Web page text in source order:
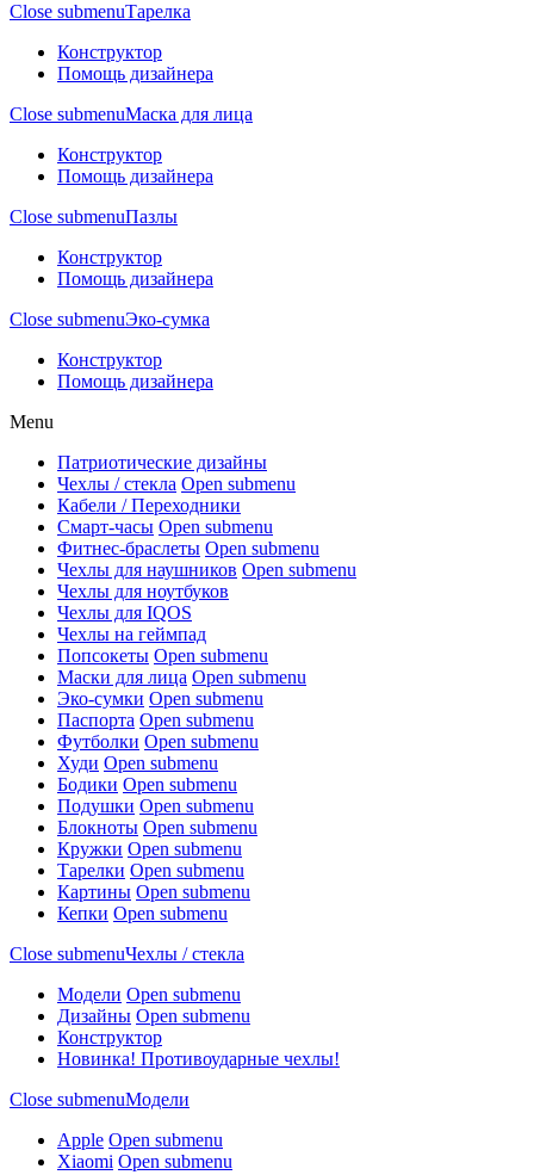
Close submenuТарелка
Конструктор
Помощь дизайнера
Close submenuМаска для лица
Конструктор
Помощь дизайнера
Close submenuПазлы
Конструктор
Помощь дизайнера
Close submenuЭко-сумка
Конструктор
Помощь дизайнера
Menu
Патриотические дизайны
Чехлы / стекла Open submenu
Кабели / Переходники
Смарт-часы Open submenu
Фитнес-браслеты Open submenu
Чехлы для наушников Open submenu
Чехлы для ноутбуков
Чехлы для IQOS
Чехлы на геймпад
Попсокеты Open submenu
Маски для лица Open submenu
Эко-сумки Open submenu
Паспорта Open submenu
Футболки Open submenu
Худи Open submenu
Бодики Open submenu
Подушки Open submenu
Блокноты Open submenu
Кружки Open submenu
Тарелки Open submenu
Картины Open submenu
Кепки Open submenu
Close submenuЧехлы / стекла
Модели Open submenu
Дизайны Open submenu
Конструктор
Новинка! Противоударные чехлы!
Close submenuМодели
Apple Open submenu
Xiaomi Open submenu